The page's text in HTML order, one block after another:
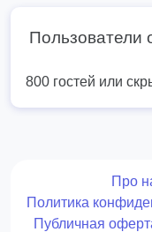
Пользователи
800 гостей или
Про
Политика
Публичная